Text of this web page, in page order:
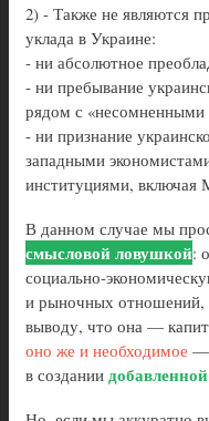
2) - Также не являются
уклада в Украине:
- ни абсолютное
- ни пребывание
рядом с «несомненными
- ни признание
западными
институциями,
В данном случае мы
смысловой ловушкой:
социально-
и рыночных отношений,
выводу, что она —
оно же и необходимое —
в создании